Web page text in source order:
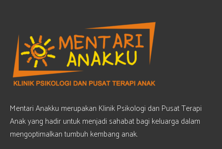
Mentari Anakku merupakan Klinik Psikologi dan Pusat Terapi
Anak yang hadir untuk menjadi sahabat bagi keluarga dalam
mengoptimalkan tumbuh kembang anak.